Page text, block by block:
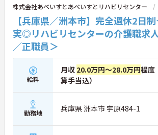
株式会社あべいすとあべいすとリハビリセンター
【兵庫県／洲本市】完全週休2日
実◎リハビリセンターの介護職求
／正職員＞
給料
月収 20.0万円～28.0万円程度
算手当込）
勤務地 兵庫県 洲本市 宇原484-1